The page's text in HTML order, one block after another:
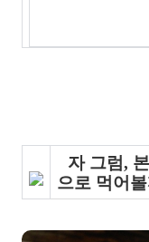
자 그럼,
으로 먹어